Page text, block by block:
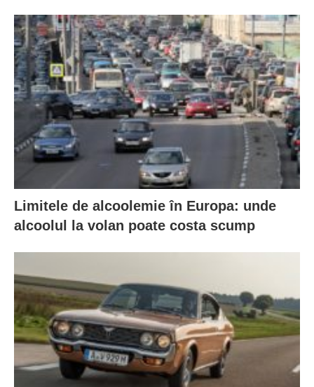
Limitele de alcoolemie în Europa: unde
alcoolul la volan poate costa scump